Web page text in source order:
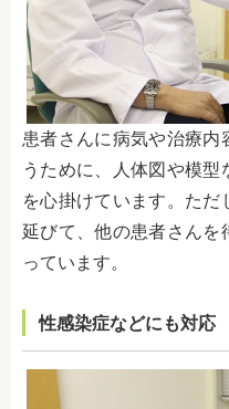
患者さんに病気や治療内
うために、人体図や模
を心掛けています。た
延びて、他の患者さんを
っています。
性感染症などにも対応